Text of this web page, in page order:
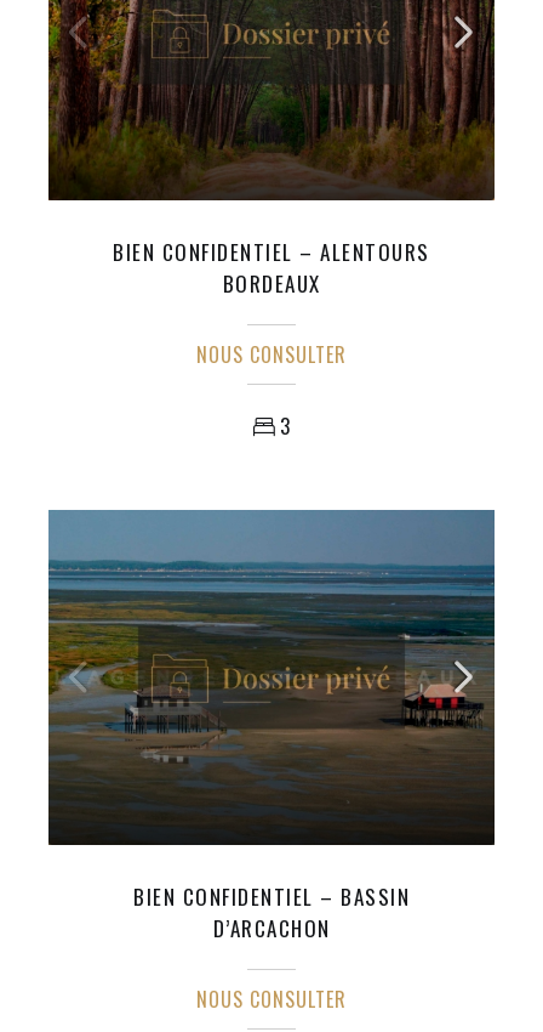
BIEN CONFIDENTIEL – ALENTOURS
BORDEAUX
NOUS CONSULTER
3
BIEN CONFIDENTIEL – BASSIN
D’ARCACHON
NOUS CONSULTER